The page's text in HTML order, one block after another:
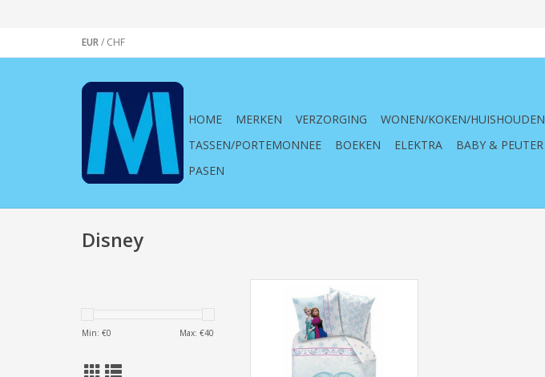
EUR/ CHF
HOME MERKEN VERZORGING WONEN/KOKEN/HUISHOUDEN
TASSEN/PORTEMONNEE
BOEKEN ELEKTRA BABY & PEUTER
PASEN
Disney
Min: €0 Max: €40
Dekbedovertrek Frozen Heart
(140x200cm)